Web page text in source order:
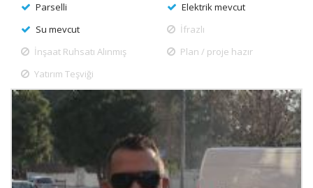
Parselli
Elektrik mevcut
Su mevcut
İfrazlı
İnşaat Ruhsatı Alınmış
Plan / proje hazır
Yatırım Teşviği